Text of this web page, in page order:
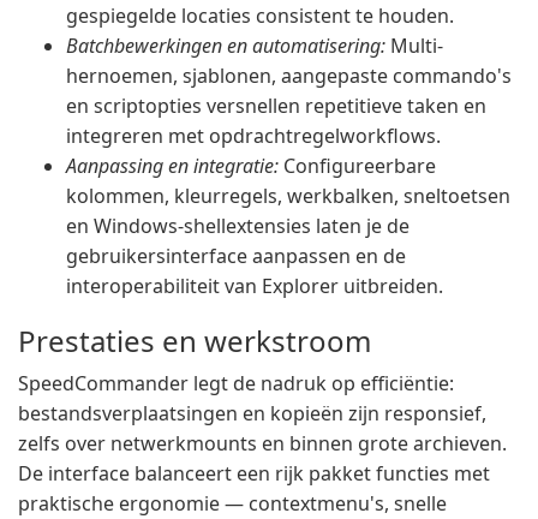
gespiegelde locaties consistent te houden.
Batchbewerkingen en automatisering: Multi-
hernoemen, sjablonen, aangepaste commando's
en scriptopties versnellen repetitieve taken en
integreren met opdrachtregelworkflows.
Aanpassing en integratie: Configureerbare
kolommen, kleurregels, werkbalken, sneltoetsen
en Windows-shellextensies laten je de
gebruikersinterface aanpassen en de
interoperabiliteit van Explorer uitbreiden.
Prestaties en werkstroom
SpeedCommander legt de nadruk op efficiëntie:
bestandsverplaatsingen en kopieën zijn responsief,
zelfs over netwerkmounts en binnen grote archieven.
De interface balanceert een rijk pakket functies met
praktische ergonomie — contextmenu's, snelle